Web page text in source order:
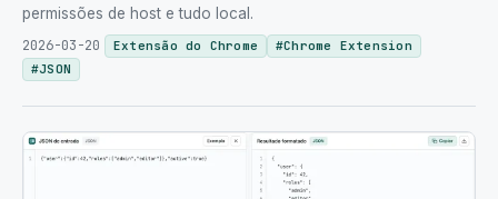
permissões de host e tudo local.
2026-03-20
Extensão do Chrome #Chrome Extension
#JSON